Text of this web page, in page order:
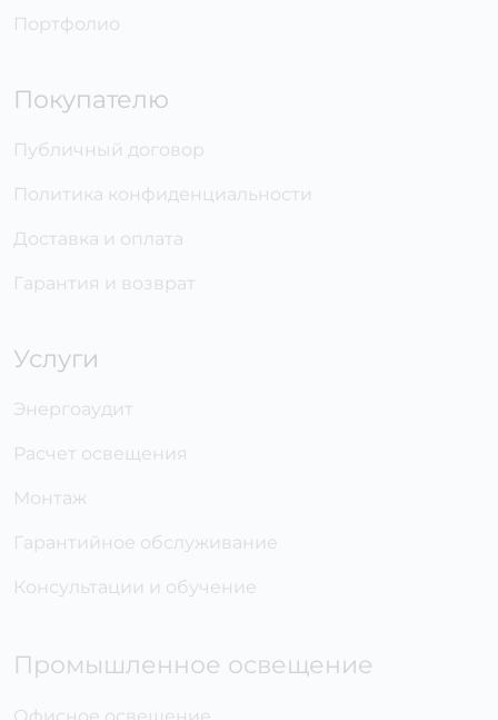
Портфолио
Покупателю
Публичный договор
Политика конфиденциальности
Доставка и оплата
Гарантия и возврат
Услуги
Энергоаудит
Расчет освещения
Монтаж
Гарантийное обслуживание
Консультации и обучение
Промышленное освещение